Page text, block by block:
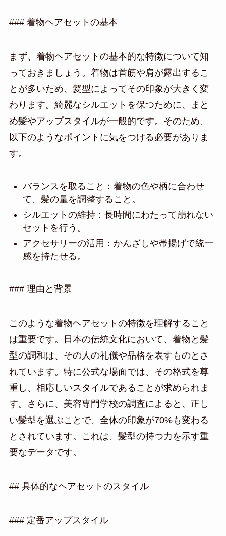
### 着物ヘアセットの基本
まず、着物ヘアセットの基本的な特徴について知
っておきましょう。着物は首筋や肩が露出するこ
とが多いため、髪型によってその印象が大きく変
わります。綺麗なシルエットを保つために、まと
め髪やアップスタイルが一般的です。そのため、
以下のようなポイントに気をつける必要がありま
す。
バランスを取ること：着物の色や柄に合わせ
て、髪の量を調整すること。
シルエットの維持：長時間にわたって崩れない
セットを行う。
アクセサリーの活用：かんざしや帯揚げで統一
感を持たせる。
### 理由と背景
このような着物ヘアセットの特徴を理解すること
は重要です。日本の伝統文化において、着物と髪
型の調和は、その人の礼儀や品格を表すものとさ
れています。特に公式な場面では、その格式を尊
重し、相応しいスタイルであることが求められま
す。さらに、美容専門学校の調査によると、正し
い髪型を選ぶことで、全体の印象が70%も変わる
とされています。これは、髪型の持つ力を示す重
要なデータです。
## 具体的なヘアセットのスタイル
### 定番アップスタイル